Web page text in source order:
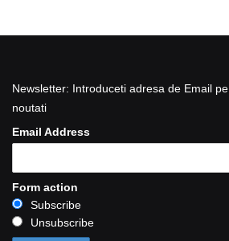
Newsletter: Introduceti adresa de Email
noutati
Email Address
Form action
Subscribe
Unsubscribe